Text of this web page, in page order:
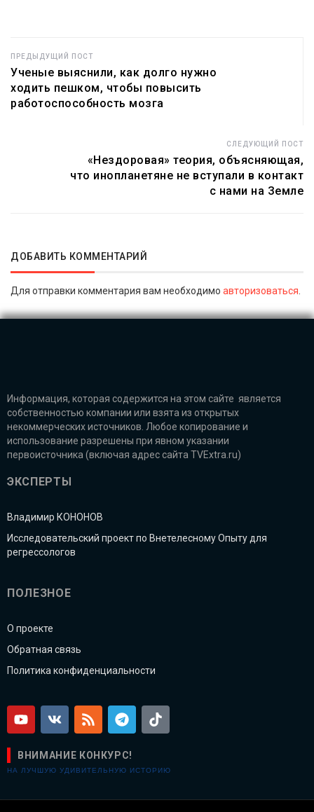
ПРЕДЫДУЩИЙ ПОСТ
Ученые выяснили, как долго нужно
ходить пешком, чтобы повысить
работоспособность мозга
СЛЕДУЮЩИЙ ПОСТ
«Нездоровая» теория, объясняющая,
что инопланетяне не вступали в контакт
с нами на Земле
ДОБАВИТЬ КОММЕНТАРИЙ
Для отправки комментария вам необходимо авторизоваться
Информация, которая содержится на этом сайте является
собственностью компании или взята из открытых
некоммерческих источников. Любое копирование и
использование разрешены при явном указании
первоисточника (включая адрес сайта TVExtra.ru)
ЭКСПЕРТЫ
Владимир КОНОНОВ
Исследовательский проект по Внетелесному Опыту для
регрессологов
ПОЛЕЗНОЕ
О проекте
Обратная связь
Политика конфиденциальности
ВНИМАНИЕ КОНКУРС!
НА ЛУЧШУЮ УДИВИТЕЛЬНУЮ ИСТОРИЮ